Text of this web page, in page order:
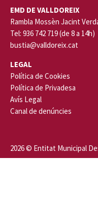
EMD DE VALLDOREIX
Rambla Mossèn Jacint
Tel: 936 742 719 (de 8 a 14h)
bustia@valldoreix.cat
LEGAL
Política de Cookies
Política de Privadesa
Avís Legal
Canal de denúncies